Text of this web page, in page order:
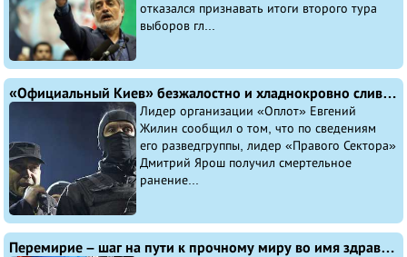
отказался признавать итоги второго тура
выборов гл...
«Официальный Киев» безжалостно и хладнокровно сливает карателей ополченцам
Лидер организации «Оплот» Евгений
Жилин сообщил о том, что по сведениям
его разведгруппы, лидер «Правого Сектора»
Дмитрий Ярош получил смертельное
ранение...
Перемирие – шаг на пути к прочному миру во имя здравого смысла и украинского народа